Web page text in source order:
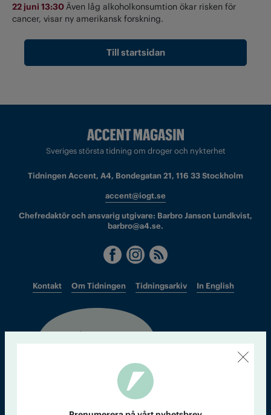
22 juni 13:30Även låg alkoholkonsumtion ökar risken för
cancer, visar ny amerikansk forskning.
Till startsidan
Sveriges största tidning om droger och nykterhet
Tidningen Accent, A4, Bondegatan 21, 116 33 Stockholm
accent@iogt.se
Chefredaktör och ansvarig utgivare: Barbro Janson Lundkvist,
barbro@a4.se.
Kontakt Om Tidningen Tidningsarkiv In English
Läs tidigare